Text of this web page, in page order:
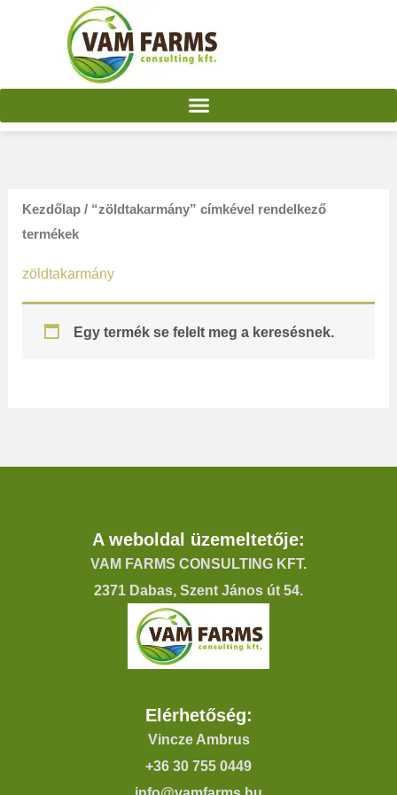
Kezdőlap / “zöldtakarmány” címkével rendelkező
termékek
zöldtakarmány
Egy termék se felelt meg a keresésnek.
A weboldal üzemeltetője:
VAM FARMS CONSULTING KFT.
2371 Dabas, Szent János út 54.
Elérhetőség:
Vincze Ambrus
+36 30 755 0449